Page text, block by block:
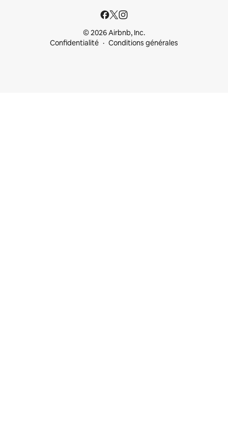
© 2026 Airbnb, Inc.
Confidentialité
Conditions générales